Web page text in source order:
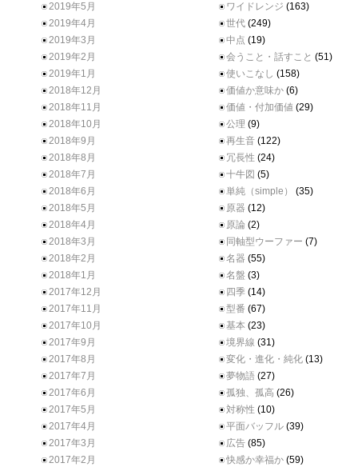
2019年5月
2019年4月
2019年3月
2019年2月
2019年1月
2018年12月
2018年11月
2018年10月
2018年9月
2018年8月
2018年7月
2018年6月
2018年5月
2018年4月
2018年3月
2018年2月
2018年1月
2017年12月
2017年11月
2017年10月
2017年9月
2017年8月
2017年7月
2017年6月
2017年5月
2017年4月
2017年3月
2017年2月
ワイドレンジ (163)
世代 (249)
中点 (19)
会うこと・話すこと (51)
使いこなし (158)
価値か意味か (6)
価値・付加価値 (29)
公理 (9)
再生音 (122)
冗長性 (24)
十牛図 (5)
単純（simple）
(35)
原器 (12)
原論 (2)
同軸型ウーファー (7)
名器 (55)
名盤 (3)
四季 (14)
型番 (67)
基本 (23)
境界線 (31)
変化・進化・純化 (13)
夢物語 (27)
孤独、孤高 (26)
対称性 (10)
平面バッフル (39)
広告 (85)
快感か幸福か (59)